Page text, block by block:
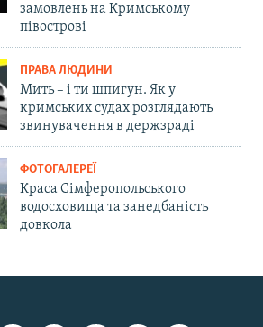
замовлень на Кримському
півострові
ПРАВА ЛЮДИНИ
Мить – і ти шпигун. Як у
кримських судах розглядають
звинувачення в держзраді
ФОТОГАЛЕРЕЇ
Краса Сімферопольського
водосховища та занедбаність
довкола